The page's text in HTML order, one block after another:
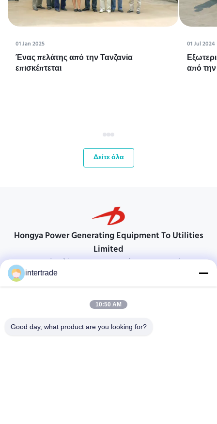
01 Jan 2025
Ένας πελάτης από την Τανζανία
επισκέπτεται
01 Jul 2024
από
Δείτε όλα
Hongya Power Generating Equipment To Utilities
Limited
προσαρμοσμένες λύσεις για να ανταποκρίνονται στις απαιτήσεις των
Χωριό Anxi, πόλη Yuping, νομός Hongya, Κίνα
86-28-37561966-8:00
intertrade
10:50 AM
Good day, what product are you looking for?